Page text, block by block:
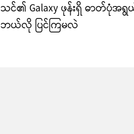
သင်၏ Galaxy ဖုန်းရှိ ဓာတ်ပုံအ
ဘယ်လို ပြင်ကြမလဲ